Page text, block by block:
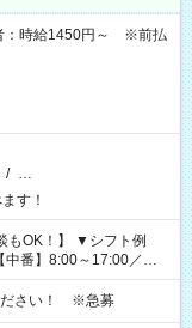
：時給1450円～ ※前払
/ …
す！
▼シフト例
中番】8:00～17:00／
～22:00
ださい！ ※急募